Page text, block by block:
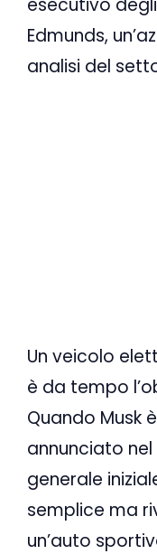
esecutivo
Edmunds,
analisi del
Un veicolo
è da tempo
Quando Musk
annunciato
generale
semplice ma
un’auto